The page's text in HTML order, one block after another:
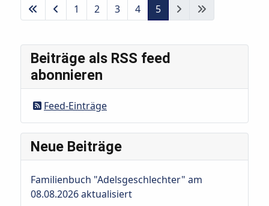
1 2 3 4 5
Beiträge als RSS feed
abonnieren
Feed-Einträge
Neue Beiträge
Familienbuch "Adelsgeschlechter" am
08.08.2026 aktualisiert